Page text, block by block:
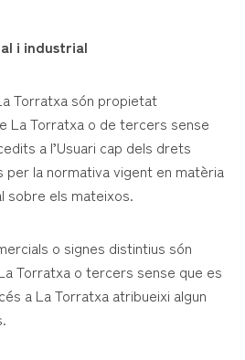
i industrial
Torratxa són propietat
La Torratxa o de tercers sense
a l’Usuari cap dels drets
per la normativa vigent en matèria
sobre els mateixos.
o signes distintius són
Torratxa o tercers sense que es
a La Torratxa atribueixi algun